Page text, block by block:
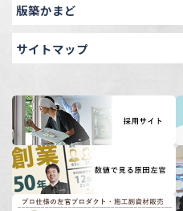
版築かまど
サイトマップ